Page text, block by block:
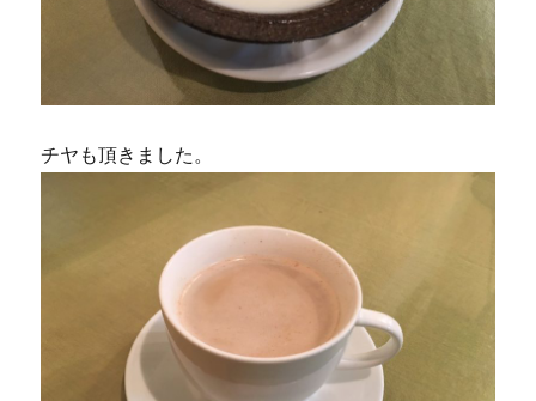
チヤも頂きました。